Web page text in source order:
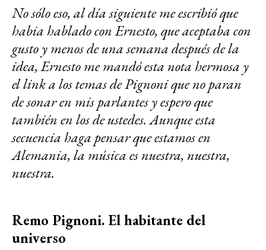
No sólo eso, al día siguiente me escribió que
habia hablado con Ernesto, que aceptaba con
gusto y menos de una semana después de la
idea, Ernesto me mandó esta nota hermosa y
el link a los temas de Pignoni que no paran
de sonar en mis parlantes y espero que
también en los de ustedes. Aunque esta
secuencia haga pensar que estamos en
Alemania, la música es nuestra, nuestra,
nuestra.
Remo Pignoni. El habitante del
universo